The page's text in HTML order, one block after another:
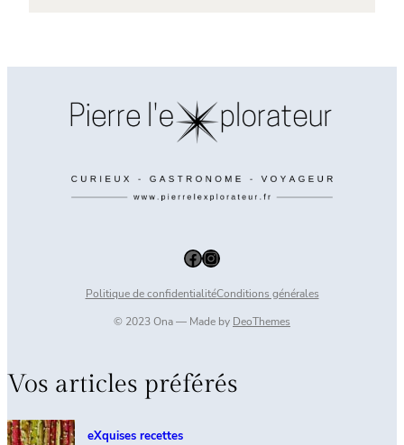
Facebook Instagram
Politique de confidentialitéConditions générales
© 2023 Ona — Made by DeoThemes
Vos articles préférés